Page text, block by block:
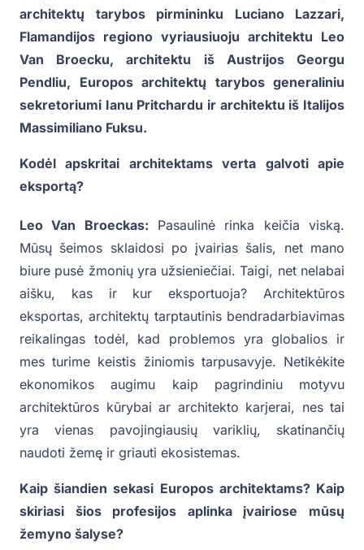
architektų tarybos pirmininku Luciano Lazzari,
Flamandijos regiono vyriausiuoju architektu Leo
Van Broecku, architektu iš Austrijos Georgu
Pendliu, Europos architektų tarybos generaliniu
sekretoriumi Ianu Pritchardu ir architektu iš Italijos
Massimiliano Fuksu.
Kodėl apskritai architektams verta galvoti apie
eksportą?
Leo Van Broeckas: Pasaulinė rinka keičia viską.
Mūsų šeimos sklaidosi po įvairias šalis, net mano
biure pusė žmonių yra užsieniečiai. Taigi, net nelabai
aišku, kas ir kur eksportuoja? Architektūros
eksportas, architektų tarptautinis bendradarbiavimas
reikalingas todėl, kad problemos yra globalios ir
mes turime keistis žiniomis tarpusavyje. Netikėkite
ekonomikos augimu kaip pagrindiniu motyvu
architektūros kūrybai ar architekto karjerai, nes tai
yra vienas pavojingiausių variklių, skatinančių
naudoti žemę ir griauti ekosistemas.
Kaip šiandien sekasi Europos architektams? Kaip
skiriasi šios profesijos aplinka įvairiose mūsų
žemyno šalyse?